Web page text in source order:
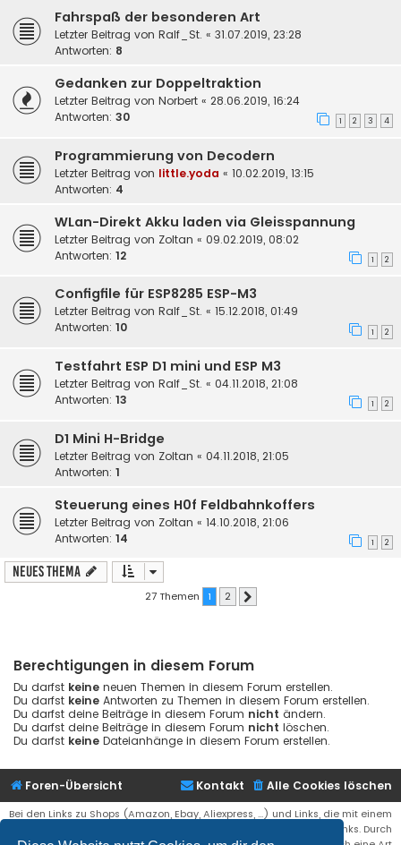
Fahrspaß der besonderen Art
Letzter Beitrag von Ralf_St. « 31.07.2019, 23:28
Antworten: 8
Gedanken zur Doppeltraktion
Letzter Beitrag von Norbert « 28.06.2019, 16:24
Antworten: 30 1 2 3 4
Programmierung von Decodern
Letzter Beitrag von little.yoda « 10.02.2019, 13:15
Antworten: 4
WLan-Direkt Akku laden via Gleisspannung
Letzter Beitrag von Zoltan « 09.02.2019, 08:02
Antworten: 12 1 2
Configfile für ESP8285 ESP-M3
Letzter Beitrag von Ralf_St. « 15.12.2018, 01:49
Antworten: 10 1 2
Testfahrt ESP D1 mini und ESP M3
Letzter Beitrag von Ralf_St. « 04.11.2018, 21:08
Antworten: 13 1 2
D1 Mini H-Bridge
Letzter Beitrag von Zoltan « 04.11.2018, 21:05
Antworten: 1
Steuerung eines H0f Feldbahnkoffers
Letzter Beitrag von Zoltan « 14.10.2018, 21:06
Antworten: 14 1 2
Neues Thema
27 Themen 1 2
Berechtigungen in diesem Forum
Du darfst keine neuen Themen in diesem Forum erstellen.
Du darfst keine Antworten zu Themen in diesem Forum erstellen.
Du darfst deine Beiträge in diesem Forum nicht ändern.
Du darfst deine Beiträge in diesem Forum nicht löschen.
Du darfst keine Dateianhänge in diesem Forum erstellen.
Foren-Übersicht Alle Cookies löschen
Kontakt
Bei den Links zu Shops (Amazon, Ebay, Aliexpress, ...) und Links, die mit einem
Stern (*) markiert sind, kann es sich um sogenannte Affiliate Links. Durch